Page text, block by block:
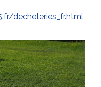
decheteries_fr.html